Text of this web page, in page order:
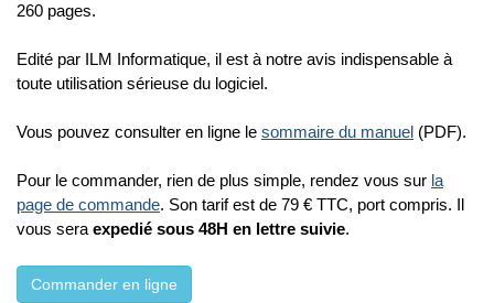
260 pages.
Edité par ILM Informatique, il est à notre avis indispensable à
toute utilisation sérieuse du logiciel.
Vous pouvez consulter en ligne le sommaire du manuel (PDF).
Pour le commander, rien de plus simple, rendez vous sur la
page de commande. Son tarif est de 79 € TTC, port compris. Il
vous sera expedié sous 48H en lettre suivie.
Commander en ligne